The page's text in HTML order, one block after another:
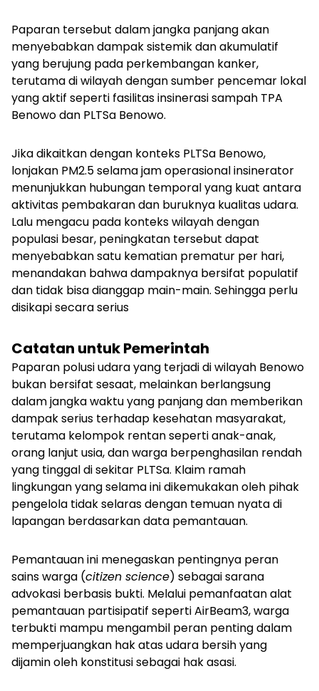
Paparan tersebut dalam jangka panjang akan
menyebabkan dampak sistemik dan akumulatif
yang berujung pada perkembangan kanker,
terutama di wilayah dengan sumber pencemar lokal
yang aktif seperti fasilitas insinerasi sampah TPA
Benowo dan PLTSa Benowo.
Jika dikaitkan dengan konteks PLTSa Benowo,
lonjakan PM2.5 selama jam operasional insinerator
menunjukkan hubungan temporal yang kuat antara
aktivitas pembakaran dan buruknya kualitas udara.
Lalu mengacu pada konteks wilayah dengan
populasi besar, peningkatan tersebut dapat
menyebabkan satu kematian prematur per hari,
menandakan bahwa dampaknya bersifat populatif
dan tidak bisa dianggap main-main. Sehingga perlu
disikapi secara serius
Catatan untuk Pemerintah
Paparan polusi udara yang terjadi di wilayah Benowo
bukan bersifat sesaat, melainkan berlangsung
dalam jangka waktu yang panjang dan memberikan
dampak serius terhadap kesehatan masyarakat,
terutama kelompok rentan seperti anak-anak,
orang lanjut usia, dan warga berpenghasilan rendah
yang tinggal di sekitar PLTSa. Klaim ramah
lingkungan yang selama ini dikemukakan oleh pihak
pengelola tidak selaras dengan temuan nyata di
lapangan berdasarkan data pemantauan.
Pemantauan ini menegaskan pentingnya peran
sains warga (citizen science) sebagai sarana
advokasi berbasis bukti. Melalui pemanfaatan alat
pemantauan partisipatif seperti AirBeam3, warga
terbukti mampu mengambil peran penting dalam
memperjuangkan hak atas udara bersih yang
dijamin oleh konstitusi sebagai hak asasi.